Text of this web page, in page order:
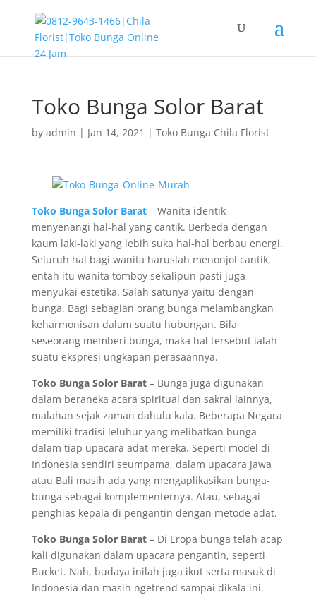
Toko Bunga Solor Barat
by admin | Jan 14, 2021 | Toko Bunga Chila Florist
Toko Bunga Solor Barat– Wanita identik
menyenangi hal-hal yang cantik. Berbeda dengan
kaum laki-laki yang lebih suka hal-hal berbau energi.
Seluruh hal bagi wanita haruslah menonjol cantik,
entah itu wanita tomboy sekalipun pasti juga
menyukai estetika. Salah satunya yaitu dengan
bunga. Bagi sebagian orang bunga melambangkan
keharmonisan dalam suatu hubungan. Bila
seseorang memberi bunga, maka hal tersebut ialah
suatu ekspresi ungkapan perasaannya.
Toko Bunga Solor Barat– Bunga juga digunakan
dalam beraneka acara spiritual dan sakral lainnya,
malahan sejak zaman dahulu kala. Beberapa Negara
memiliki tradisi leluhur yang melibatkan bunga
dalam tiap upacara adat mereka. Seperti model di
Indonesia sendiri seumpama, dalam upacara Jawa
atau Bali masih ada yang mengaplikasikan bunga-
bunga sebagai komplementernya. Atau, sebagai
penghias kepala di pengantin dengan metode adat.
Toko Bunga Solor Barat– Di Eropa bunga telah acap
kali digunakan dalam upacara pengantin, seperti
Bucket. Nah, budaya inilah juga ikut serta masuk di
Indonesia dan masih ngetrend sampai dikala ini.